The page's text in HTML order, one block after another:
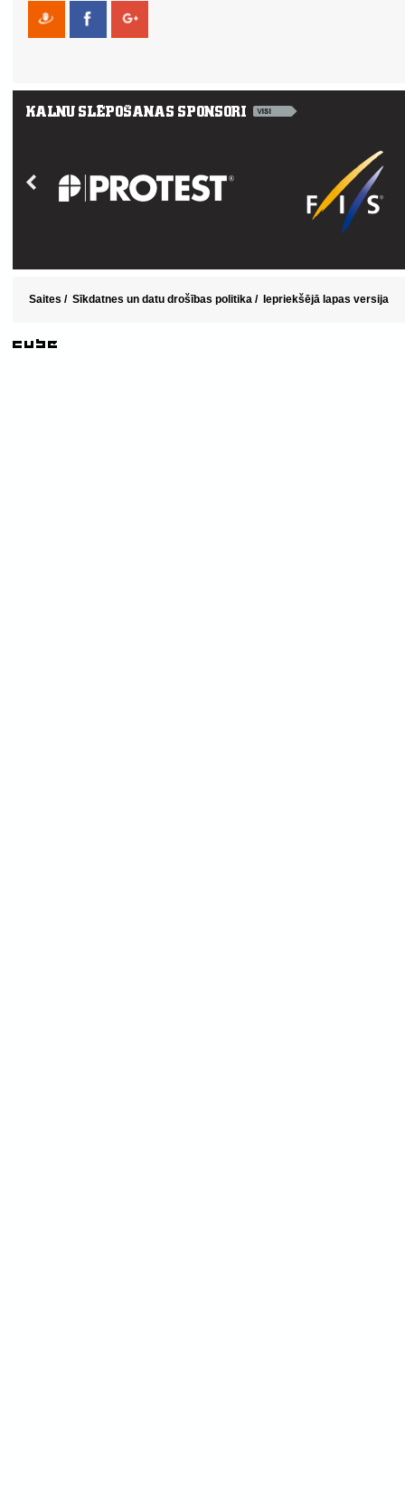
Saites / Sīkdatnes un datu drošības politika / Iepriekšējā lapas versija